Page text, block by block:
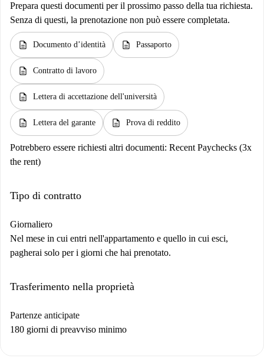
Prepara questi documenti per il prossimo passo della tua richiesta.
Senza di questi, la prenotazione non può essere completata.
description Documento d’identità description Passaporto
description Contratto di lavoro
description Lettera di accettazione dell'università
description Lettera del garante description Prova di reddito
Potrebbero essere richiesti altri documenti: Recent Paychecks (3x
the rent)
Tipo di contratto
Giornaliero
Nel mese in cui entri nell'appartamento e quello in cui esci,
pagherai solo per i giorni che hai prenotato.
Trasferimento nella proprietà
Partenze anticipate
180 giorni di preavviso minimo